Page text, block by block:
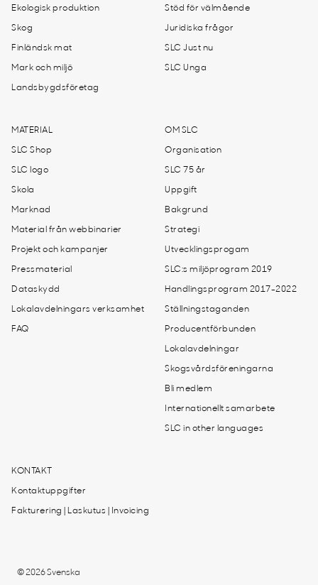
Ekologisk produktion
Skog
Finländsk mat
Mark och miljö
Landsbygdsföretag
Stöd för välmående
Juridiska frågor
SLC Just nu
SLC Unga
MATERIAL
SLC Shop
SLC logo
Skola
Marknad
Material från webbinarier
Projekt och kampanjer
Pressmaterial
Dataskydd
Lokalavdelningars verksamhet
FAQ
OM SLC
Organisation
SLC 75 år
Uppgift
Bakgrund
Strategi
Utvecklingsprogam
SLC:s miljöprogram 2019
Handlingsprogram 2017-2022
Ställningstaganden
Producentförbunden
Lokalavdelningar
Skogsvårdsföreningarna
Bli medlem
Internationellt samarbete
SLC in other languages
KONTAKT
Kontaktuppgifter
Fakturering | Laskutus | Invoicing
© 2026 Svenska